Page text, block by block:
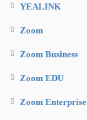
YEALINK
Zoom
Zoom Business
Zoom EDU
Zoom Enterprise